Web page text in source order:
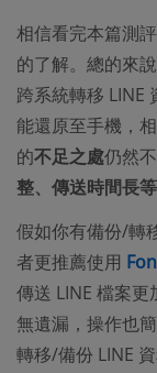
相信看完本篇測
的了解。總的來
跨系統轉移 LINE
能還原至手機，
的不足之處仍然
整、傳送時間長
假如你有備份/轉
者更推薦使用
傳送 LINE 檔案更
無遺漏，操作也
轉移/備份 LINE 資